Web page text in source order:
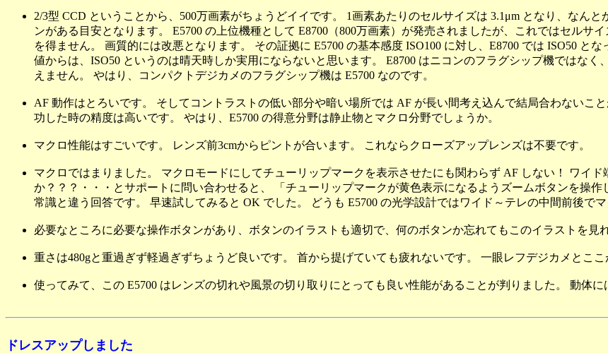
2/3型 CCD ということから、500万画素がちょうどイイです。 1画素あたりのセルサイズは 3.1μm となり、なん
ンがある目安となります。 E5700 の上位機種として E8700（800万画素）が発売されましたが、これではセルサ
を得ません。 画質的には改悪となります。 その証拠に E5700 の基本感度 ISO100 に対し、E8700 では ISO50 と
値からは、ISO50 というのは晴天時しか実用にならないと思います。 E8700 はニコンのフラグシップ機ではな
えません。 やはり、コンパクトデジカメのフラグシップ機は E5700 なのです。
AF 動作はとろいです。 そしてコントラストの低い部分や暗い場所では AF が長い間考え込んで結局合わないこ
功した時の精度は高いです。 やはり、E5700 の得意分野は静止物とマクロ分野でしょうか。
マクロ性能はすごいです。 レンズ前3cmからピントが合います。 これならクローズアップレンズは不要です。
マクロではまりました。 マクロモードにしてチューリップマークを表示させたにも関わらず AF しない！ ワイ
か？？？・・・とサポートに問い合わせると、 「チューリップマークが黄色表示になるようズームボタンを操
常識と違う回答です。 早速試してみると OK でした。 どうも E5700 の光学設計ではワイド～テレの中間前後で
必要なところに必要な操作ボタンがあり、ボタンのイラストも適切で、何のボタンか忘れてもこのイラストを見
重さは480gと重過ぎず軽過ぎずちょうど良いです。 首から提げていても疲れないです。 一眼レフデジカメとここ
使ってみて、この E5700 はレンズの切れや風景の切り取りにとっても良い性能があることが判りました。 動体
ドレスアップしました